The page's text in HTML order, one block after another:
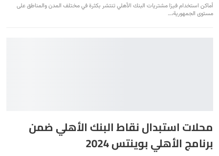
أماكن استخدام فيزا مشتريات البنك الأهلي تنتشر بكثرة في مختلف المدن والمناطق على
مستوى الجمهورية،…
محلات استبدال نقاط البنك الأهلي ضمن
برنامج الأهلي بوينتس 2024